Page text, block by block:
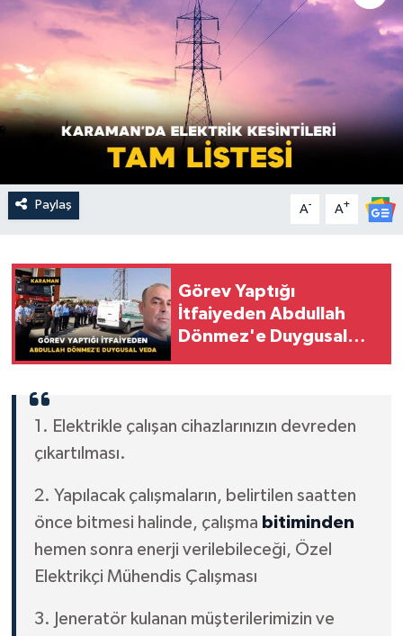
Paylaş A- A+
Görev Yaptığı
İtfaiyeden Abdullah
Dönmez'e Duygusal
1. Elektrikle çalışan cihazlarınızın devreden
çıkartılması.
2. Yapılacak çalışmaların, belirtilen saatten
önce bitmesi halinde, çalışma bitiminden
hemen sonra enerji verilebileceği, Özel
Elektrikçi Mühendis Çalışması
3. Jeneratör kulanan müşterilerimizin ve